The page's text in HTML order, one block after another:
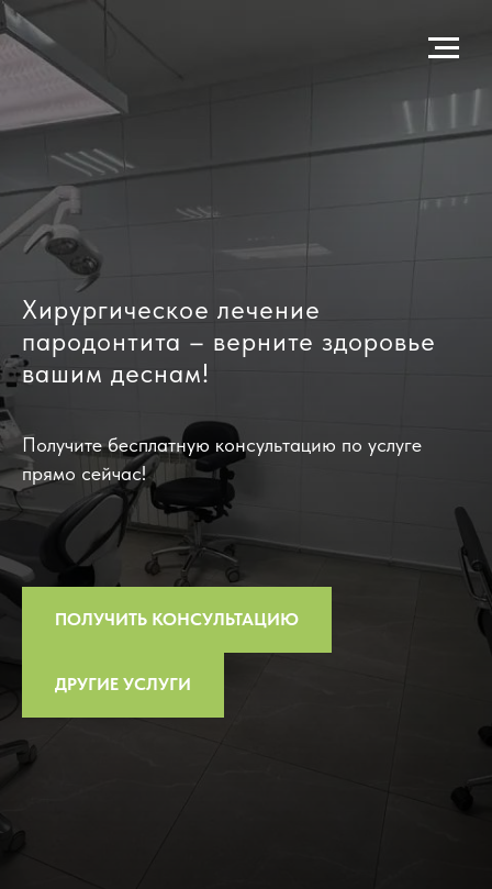
Хирургическое лечение
пародонтита – верните здоровье
вашим деснам!
Получите бесплатную консультацию по услуге
прямо сейчас!
ПОЛУЧИТЬ КОНСУЛЬТАЦИЮ
ДРУГИЕ УСЛУГИ